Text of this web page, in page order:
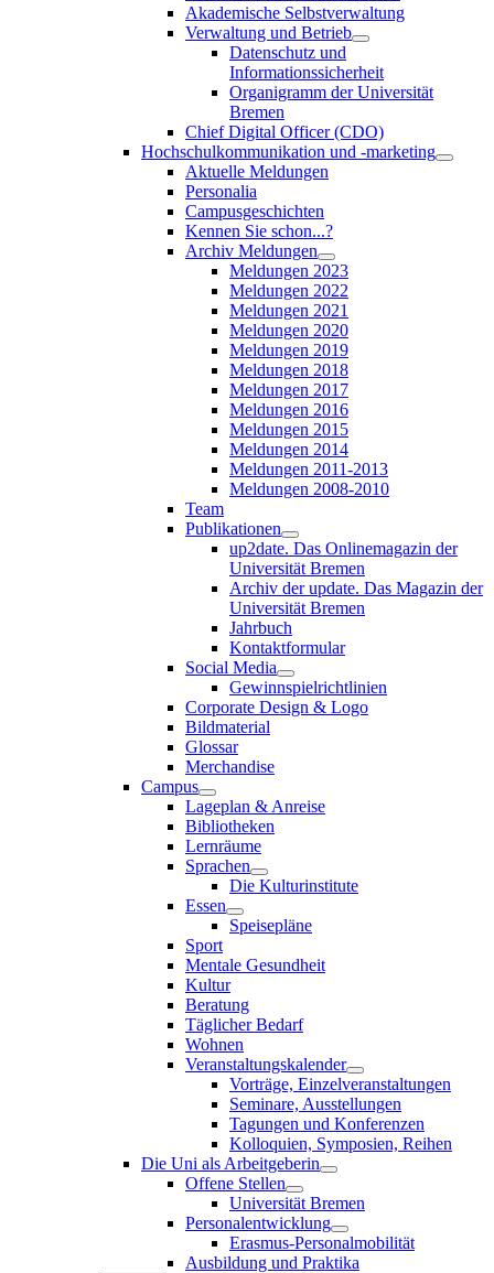
Akademische Selbstverwaltung
Verwaltung und Betrieb
Datenschutz und
Informationssicherheit
Organigramm der Universität
Bremen
Chief Digital Officer (CDO)
Hochschulkommunikation und -marketing
Aktuelle Meldungen
Personalia
Campusgeschichten
Kennen Sie schon...?
Archiv Meldungen
Meldungen 2023
Meldungen 2022
Meldungen 2021
Meldungen 2020
Meldungen 2019
Meldungen 2018
Meldungen 2017
Meldungen 2016
Meldungen 2015
Meldungen 2014
Meldungen 2011-2013
Meldungen 2008-2010
Team
Publikationen
up2date. Das Onlinemagazin der
Universität Bremen
Archiv der update. Das Magazin der
Universität Bremen
Jahrbuch
Kontaktformular
Social Media
Gewinnspielrichtlinien
Corporate Design & Logo
Bildmaterial
Glossar
Merchandise
Campus
Lageplan & Anreise
Bibliotheken
Lernräume
Sprachen
Die Kulturinstitute
Essen
Speisepläne
Sport
Mentale Gesundheit
Kultur
Beratung
Täglicher Bedarf
Wohnen
Veranstaltungskalender
Vorträge, Einzelveranstaltungen
Seminare, Ausstellungen
Tagungen und Konferenzen
Kolloquien, Symposien, Reihen
Die Uni als Arbeitgeberin
Offene Stellen
Universität Bremen
Personalentwicklung
Erasmus-Personalmobilität
Ausbildung und Praktika